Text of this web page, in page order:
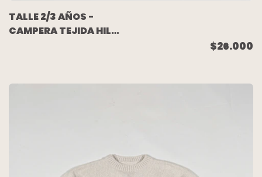
TALLE 2/3 AÑOS -
CAMPERA TEJIDA HILO
$26.000